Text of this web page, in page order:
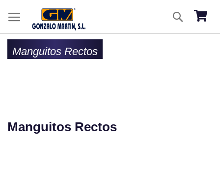
Mi
Buscar
Manguitos Rectos
Manguitos Rectos